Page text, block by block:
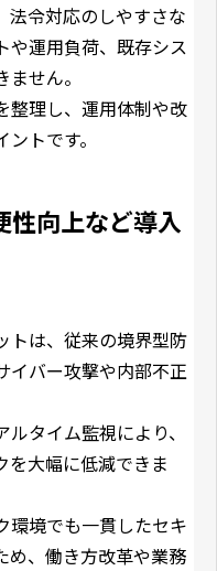
法令対応のしやすさな
や運用負荷、既存シス
せん。
整理し、運用体制や改
トです。
性向上など導入
トは、従来の境界型防
イバー攻撃や内部不正
タイム監視により、
を大幅に低減できま
環境でも一貫したセキ
め、働き方改革や業務